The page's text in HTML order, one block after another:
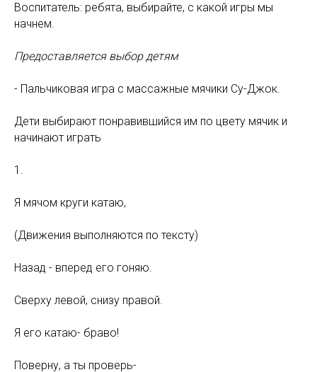
Воспитатель: ребята, выбирайте, с какой игры мы
начнем.
Предоставляется выбор детям
- Пальчиковая игра с массажные мячики Су-Джок.
Дети выбирают понравившийся им по цвету мячик и
начинают играть
1.
Я мячом круги катаю,
(Движения выполняются по тексту)
Назад - вперед его гоняю.
Сверху левой, снизу правой.
Я его катаю- браво!
Поверну, а ты проверь-